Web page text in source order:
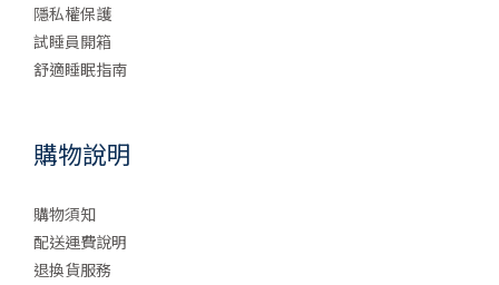
隱私權保護
試睡員開箱
舒適睡眠指南
購物說明
購物須知
配送運費說明
退換貨服務